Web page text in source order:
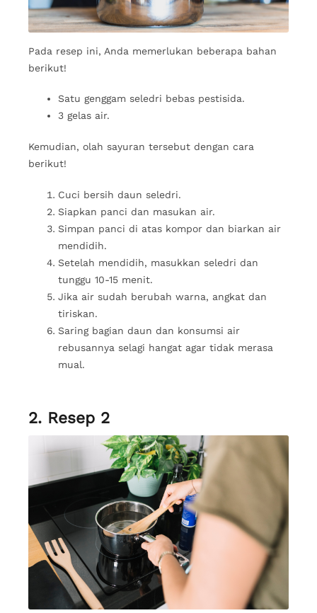
Pada resep ini, Anda memerlukan beberapa bahan
berikut!
Satu genggam seledri bebas pestisida.
3 gelas air.
Kemudian, olah sayuran tersebut dengan cara
berikut!
Cuci bersih daun seledri.
Siapkan panci dan masukan air.
Simpan panci di atas kompor dan biarkan air
mendidih.
Setelah mendidih, masukkan seledri dan
tunggu 10-15 menit.
Jika air sudah berubah warna, angkat dan
tiriskan.
Saring bagian daun dan konsumsi air
rebusannya selagi hangat agar tidak merasa
mual.
2. Resep 2